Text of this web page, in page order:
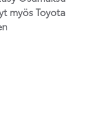
myös Toyota